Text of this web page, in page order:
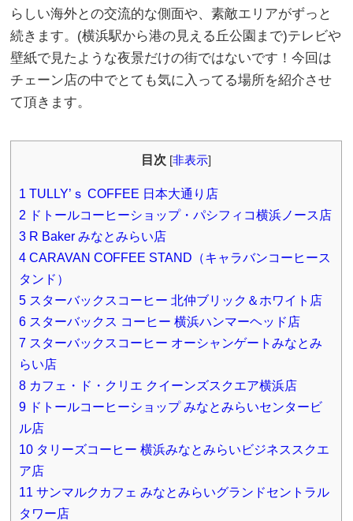
らしい海外との交流的な側面や、素敵エリアがずっと
続きます。(横浜駅から港の見える丘公園まで)テレビや
壁紙で見たような夜景だけの街ではないです！今回は
チェーン店の中でとても気に入ってる場所を紹介させ
て頂きます。
目次 [非表示]
1 TULLY’ｓ COFFEE 日本大通り店
2 ドトールコーヒーショップ・パシフィコ横浜ノース店
3 R Baker みなとみらい店
4 CARAVAN COFFEE STAND（キャラバンコーヒース
タンド）
5 スターバックスコーヒー 北仲ブリック＆ホワイト店
6 スターバックス コーヒー 横浜ハンマーヘッド店
7 スターバックスコーヒー オーシャンゲートみなとみ
らい店
8 カフェ・ド・クリエ クイーンズスクエア横浜店
9 ドトールコーヒーショップ みなとみらいセンタービ
ル店
10 タリーズコーヒー 横浜みなとみらいビジネススクエ
ア店
11 サンマルクカフェ みなとみらいグランドセントラル
タワー店